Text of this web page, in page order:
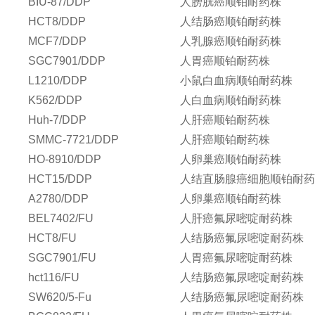
HCT8/DDP
人结肠癌顺铂耐药株
MCF7/DDP
人乳腺癌顺铂耐药株
SGC7901/DDP
人胃癌顺铂耐药株
L1210/DDP
小鼠白血病顺铂耐药株
K562/DDP
人白血病顺铂耐药株
Huh-7/DDP
人肝癌顺铂耐药株
SMMC-7721/DDP
人肝癌顺铂耐药株
HO-8910/DDP
人卵巢癌顺铂耐药株
HCT15/DDP
人结直肠腺癌细胞顺铂耐
A2780/DDP
人卵巢癌顺铂耐药株
BEL7402/FU
人肝癌氟尿嘧啶耐药株
HCT8/FU
人结肠癌氟尿嘧啶耐药株
SGC7901/FU
人胃癌氟尿嘧啶耐药株
hct116/FU
人结肠癌氟尿嘧啶耐药株
SW620/5-Fu
人结肠癌氟尿嘧啶耐药株